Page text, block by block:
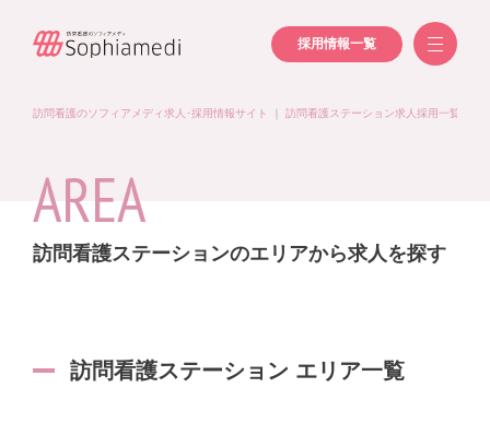
採用情報一覧
訪問看護のソフィアメディ求人･採用情報サイト 訪問看護ステーション求人採用一覧
AREA
訪問看護ステーションのエリアから求人を探す
訪問看護ステーション エリア一覧